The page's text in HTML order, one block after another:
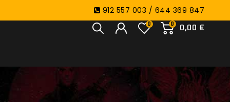
912 557 003 / 644 369 847
0
0,00 €
0